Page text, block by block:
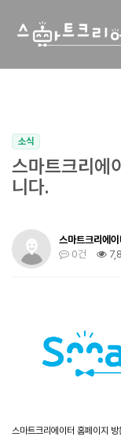
소식
스마트크리에
니다.
스마트크리에이
0건
스마트크리에이터 홈페이지